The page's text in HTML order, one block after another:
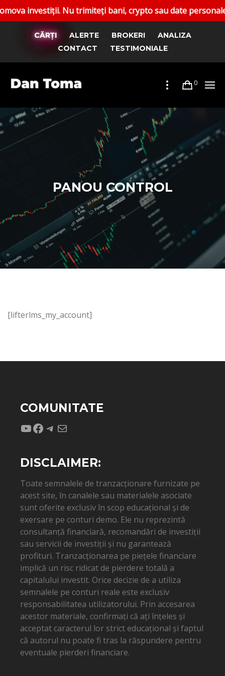
investiții. Nu trimiteți bani, crypto sau date
CĂRȚI ALERTE BROKERI
ANALIZA
CONTACT
TESTIMONIALE
0
PANOU CONTROL
[lifterlms_my_account]
COMUNITATE
YouTube
Facebook
Telegram
Mail
DISCLAIMER:
Toate semnalele de tranzacționare furnizate pe
acest site, în canalele sau materialele asociate
sunt oferite exclusiv în scop educațional și de
exersare pe conturi demo. Ele nu reprezintă
consultanță financiară, recomandări de investiții
sau servicii de investiții și nu garantează
profituri. Tranzacționarea pe piețele financiare
implică un risc ridicat de pierdere totală a
capitalului investit. Orice decizie de a utiliza
semnalele pe conturi reale este exclusiv
responsabilitatea utilizatorului. Prin accesarea
acestor materiale, confirmați că ați înțeles și
acceptat caracterul lor strict educațional și faptul
că autorul nu poate fi tras la răspundere pentru
eventuale pierderi financiare.